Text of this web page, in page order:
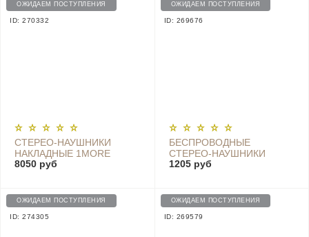
ОЖИДАЕМ ПОСТУПЛЕНИЯ
ID: 270332
СТЕРЕО-НАУШНИКИ
НАКЛАДНЫЕ 1MORE
H1707 TRIPLE DRIVER
8050 руб
ОЖИДАЕМ ПОСТУПЛЕНИЯ
ID: 269676
БЕСПРОВОДНЫЕ
CТЕРЕО-НАУШНИКИ
1MORE PISTON FIT
1205 руб
ОЖИДАЕМ ПОСТУПЛЕНИЯ
ID: 274305
ОЖИДАЕМ ПОСТУПЛЕНИЯ
ID: 269579